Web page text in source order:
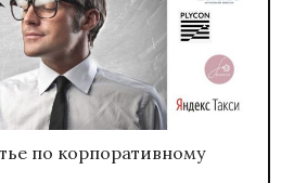
по корпоративному